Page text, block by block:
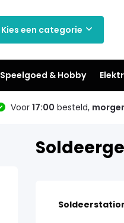
Kies een categorie
Speelgoed & Hobby
Voor 17:00 besteld,